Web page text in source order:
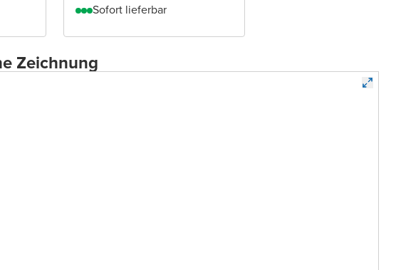
Sofort lieferbar
Zeichnung